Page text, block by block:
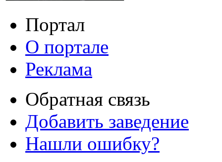
Портал
О портале
Реклама
Обратная связь
Добавить заведение
Нашли ошибку?